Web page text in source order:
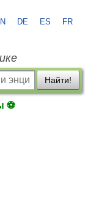
DE ES FR
Найти!
⚽